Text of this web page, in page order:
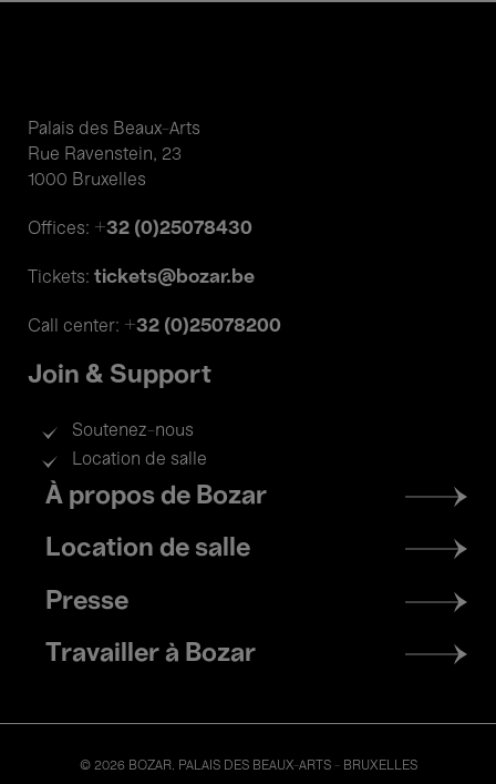
Palais des Beaux-Arts
Rue Ravenstein, 23
1000 Bruxelles
Offices: +32 (0)25078430
Tickets: tickets@bozar.be
Call center: +32 (0)25078200
Join & Support
Soutenez-nous
Location de salle
Footer
menu
À propos de Bozar
Location de salle
Presse
Travailler à Bozar
© 2026 BOZAR. PALAIS DES BEAUX-ARTS - BRUXELLES